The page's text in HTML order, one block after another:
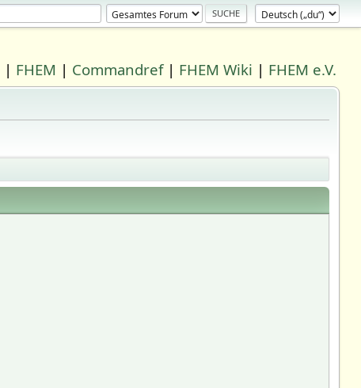
| FHEM | Commandref| FHEM Wiki | FHEM e.V.